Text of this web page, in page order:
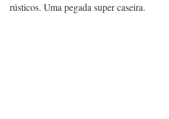
rústicos. Uma pegada super caseira.